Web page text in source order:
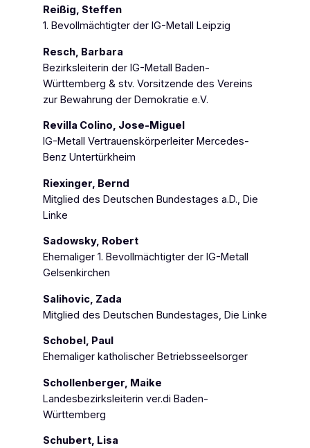
Reißig, Steffen
1. Bevollmächtigter der IG-Metall Leipzig
Resch, Barbara
Bezirksleiterin der IG-Metall Baden-
Württemberg & stv. Vorsitzende des Vereins
zur Bewahrung der Demokratie e.V.
Revilla Colino, Jose-Miguel
IG-Metall Vertrauenskörperleiter Mercedes-
Benz Untertürkheim
Riexinger, Bernd
Mitglied des Deutschen Bundestages a.D., Die
Linke
Sadowsky, Robert
Ehemaliger 1. Bevollmächtigter der IG-Metall
Gelsenkirchen
Salihovic, Zada
Mitglied des Deutschen Bundestages, Die Linke
Schobel, Paul
Ehemaliger katholischer Betriebsseelsorger
Schollenberger, Maike
Landesbezirksleiterin ver.di Baden-
Württemberg
Schubert, Lisa